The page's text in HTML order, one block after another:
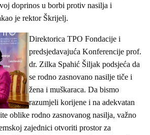
doprinos u borbi protiv nasilja i
je rektor Škrijelj.
Direktorica TPO Fondacije i
predsjedavajuća Konferencije prof.
dr. Zilka Spahić Šiljak podsjeća da
se rodno zasnovano nasilje tiče i
žena i muškaraca. Da bismo
razumjeli korijene i na adekvatan
oblike rodno zasnovanog nasilja, važno
zajednici otvoriti prostor za